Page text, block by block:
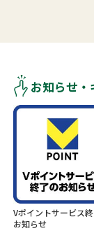
お知らせ・
Vポイントサービス
お知らせ